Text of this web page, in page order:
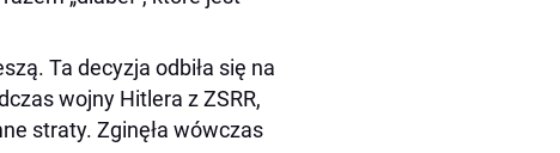
Ta decyzja odbiła się na
wojny Hitlera z ZSRR,
straty. Zginęła wówczas